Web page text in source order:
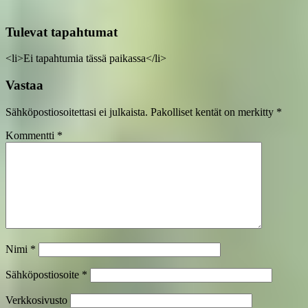
Tulevat tapahtumat
<li>Ei tapahtumia tässä paikassa</li>
Vastaa
Sähköpostiosoitettasi ei julkaista. Pakolliset kentät on merkitty *
Kommentti *
Nimi *
Sähköpostiosoite *
Verkkosivusto